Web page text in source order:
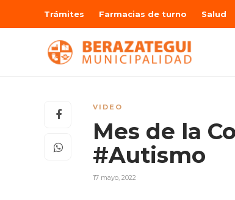
Trámites Farmacias de turno Salud
VIDEO
Mes de la
#Autismo
17 mayo, 2022